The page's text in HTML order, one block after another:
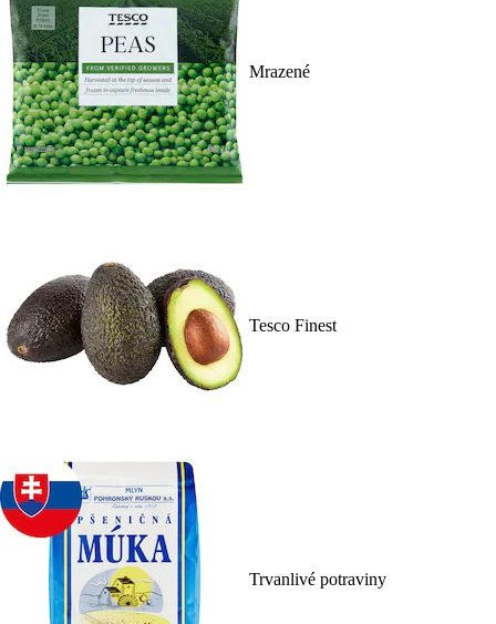
Mrazené
Tesco Finest
Trvanlivé potraviny